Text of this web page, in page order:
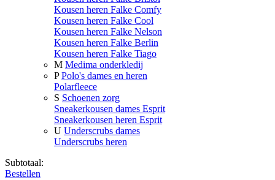
Kousen heren Falke Comfy
Kousen heren Falke Cool
Kousen heren Falke Nelson
Kousen heren Falke Berlin
Kousen heren Falke Tiago
M Medima onderkledij
P Polo's dames en heren
Polarfleece
S Schoenen zorg
Sneakerkousen dames Esprit
Sneakerkousen heren Esprit
U Underscrubs dames
Underscrubs heren
Subtotaal:
Bestellen